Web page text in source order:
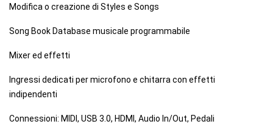
Modifica o creazione di Styles e Songs
Song Book Database musicale programmabile
Mixer ed effetti
Ingressi dedicati per microfono e chitarra con effetti
indipendenti
Connessioni: MIDI, USB 3.0, HDMI, Audio In/Out, Pedali